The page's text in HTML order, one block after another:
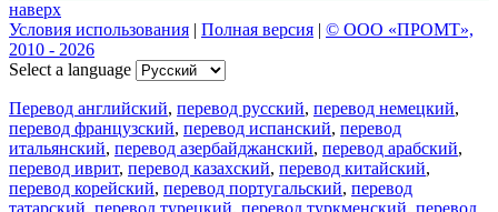
наверх
Условия использования | Полная версия | © ООО «ПРОМТ»,
2010 - 2026
Select a language
Перевод английский, перевод русский, перевод немецкий,
перевод французский, перевод испанский, перевод
итальянский, перевод азербайджанский, перевод арабский,
перевод иврит, перевод казахский, перевод китайский,
перевод корейский, перевод португальский, перевод